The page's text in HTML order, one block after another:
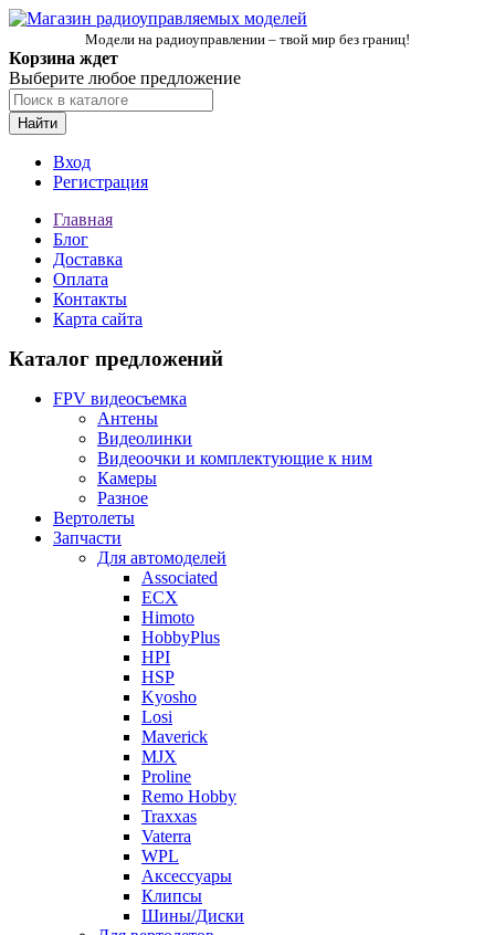
Модели на радиоуправлении – твой мир без границ!
Корзина ждет
Выберите любое предложение
Найти
Вход
Регистрация
Главная
Блог
Доставка
Оплата
Контакты
Карта сайта
Каталог предложений
FPV видеосъемка
Антены
Видеолинки
Видеоочки и комплектующие к ним
Камеры
Разное
Вертолеты
Запчасти
Для автомоделей
Associated
ECX
Himoto
HobbyPlus
HPI
HSP
Kyosho
Losi
Maverick
MJX
Proline
Remo Hobby
Traxxas
Vaterra
WPL
Аксессуары
Клипсы
Шины/Диски